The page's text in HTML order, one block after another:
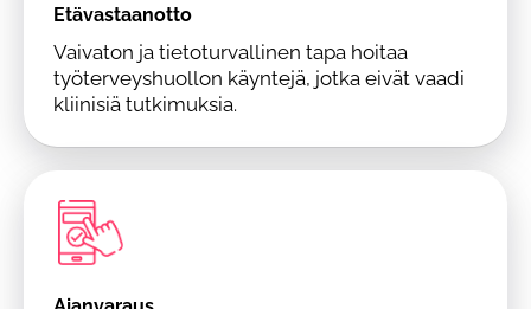
Etävastaanotto
Vaivaton ja tietoturvallinen tapa hoitaa
työterveyshuollon käyntejä, jotka eivät vaadi
kliinisiä tutkimuksia.